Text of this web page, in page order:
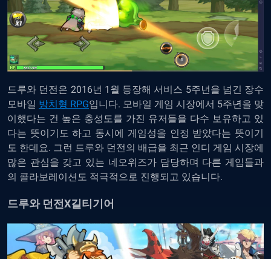
드루와 던전은 2016년 1월 등장해 서비스 5주년을 넘긴 장수
모바일 방치형 RPG입니다. 모바일 게임 시장에서 5주년을 맞
이했다는 건 높은 충성도를 가진 유저들을 다수 보유하고 있
다는 뜻이기도 하고 동시에 게임성을 인정 받았다는 뜻이기
도 한데요. 그런 드루와 던전의 배급을 최근 인디 게임 시장에
많은 관심을 갖고 있는 네오위즈가 담당하며 다른 게임들과
의 콜라보레이션도 적극적으로 진행되고 있습니다.
드루와 던전X길티기어